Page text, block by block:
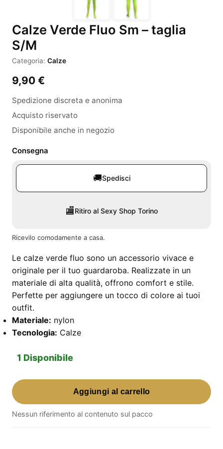
Calze Verde Fluo Sm – taglia
S/M
Categoria: Calze
9,90 €
Spedizione discreta e anonima
Acquisto riservato
Disponibile anche in negozio
Consegna
🚚Spedisci
🏬Ritiro al Sexy Shop Torino
Ricevilo comodamente a casa.
Le calze verde fluo sono un accessorio vivace e
originale per il tuo guardaroba. Realizzate in un
materiale di alta qualità, offrono comfort e stile.
Perfette per aggiungere un tocco di colore ai tuoi
outfit.
Materiale: nylon
Tecnologia: Calze
1 Disponibile
Calze
Verde
Fluo
Sm
Aggiungi al carrello
Nessun riferimento al contenuto sul pacco